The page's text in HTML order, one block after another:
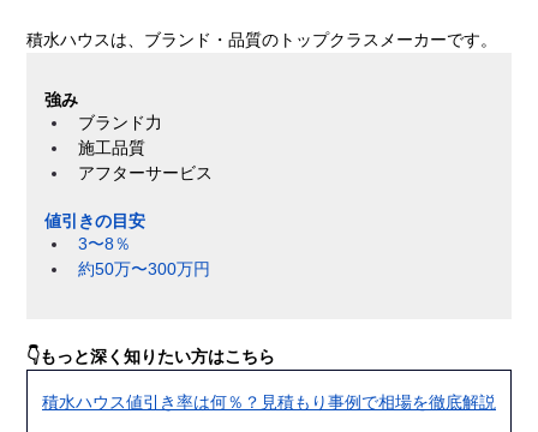
積水ハウスは、ブランド・品質のトップクラスメーカーです。
強み
ブランド力
施工品質
アフターサービス
値引きの目安
3〜8％
約50万〜300万円
👇もっと深く知りたい方はこちら
積水ハウス値引き率は何％？見積もり事例で相場を徹底解説